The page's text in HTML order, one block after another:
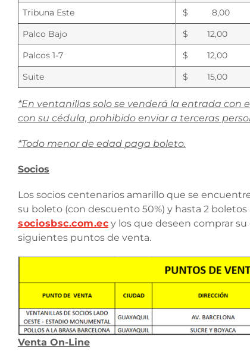
Tribuna Este
$ 8,00
Palco Bajo
$ 12,00
Palcos 1-7
$ 12,00
Suite
$ 15,00
*En ventanillas solo se venderá la entrada con
con su cédula, prohibido enviar a terceras
*Todo menor de edad paga boleto.
Socios
Los socios centenarios amarillo que se
su boleto (con descuento 50%) y hasta 2
sociosbsc.com.ec y los que deseen comprar
siguientes puntos de venta.
Venta On-Line